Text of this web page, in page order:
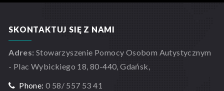
SKONTAKTUJ SIĘ Z NAMI
Adres: Stowarzyszenie Pomocy Osobom Autystycznym
- Plac Wybickiego 18, 80-440, Gdańsk,
Phone: 0 58/ 557 53 41